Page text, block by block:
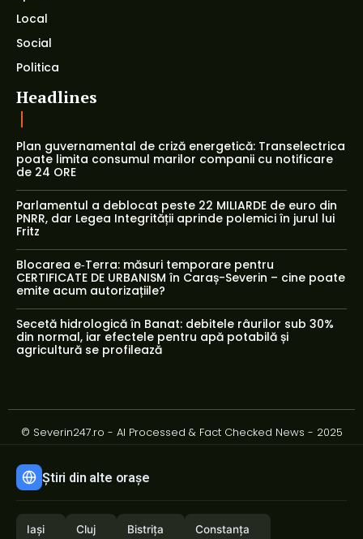
Local
Social
Politica
Headlines
Plan guvernamental de criză energetică: Transelectrica
poate limita consumul marilor companii cu notificare
de 24 ORE
Parlamentul a deblocat peste 22 MILIARDE de euro din
PNRR, dar Legea Integrității aprinde polemici în jurul lui
Fritz
Blocarea e‑Terra: măsuri temporare pentru
CERTIFICATE DE URBANISM în Caraș-Severin – cine poate
emite acum autorizațiile?
Secetă hidrologică în Banat: debitele râurilor sub 30%
din normal, iar efectele pentru apă potabilă și
agricultură se profilează
© Severin247.ro - AI Processed & Fact Checked News - 2025
Știri din alte orașe
Iași Cluj Bistrița Constanța